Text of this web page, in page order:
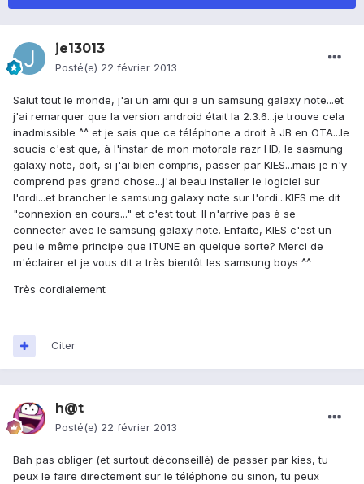
je13013
Posté(e) 22 février 2013
Salut tout le monde, j'ai un ami qui a un samsung galaxy note...et
j'ai remarquer que la version android était la 2.3.6...je trouve cela
inadmissible ^^ et je sais que ce téléphone a droit à JB en OTA...le
soucis c'est que, à l'instar de mon motorola razr HD, le sasmung
galaxy note, doit, si j'ai bien compris, passer par KIES...mais je n'y
comprend pas grand chose...j'ai beau installer le logiciel sur
l'ordi...et brancher le samsung galaxy note sur l'ordi...KIES me dit
"connexion en cours..." et c'est tout. Il n'arrive pas à se
connecter avec le samsung galaxy note. Enfaite, KIES c'est un
peu le même principe que ITUNE en quelque sorte? Merci de
m'éclairer et je vous dit a très bientôt les samsung boys ^^
Très cordialement
Citer
h@t
Posté(e) 22 février 2013
Bah pas obliger (et surtout déconseillé) de passer par kies, tu
peux le faire directement sur le téléphone ou sinon, tu peux